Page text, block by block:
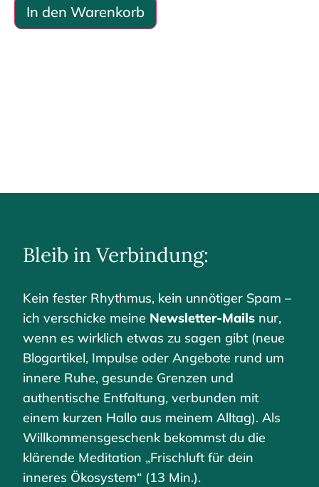
In den Warenkorb
Bleib in Verbindung:
Kein fester Rhythmus, kein unnötiger Spam –
ich verschicke meine Newsletter-Mails nur,
wenn es wirklich etwas zu sagen gibt (neue
Blogartikel, Impulse oder Angebote rund um
innere Ruhe, gesunde Grenzen und
authentische Entfaltung, verbunden mit
einem kurzen Hallo aus meinem Alltag). Als
Willkommensgeschenk bekommst du die
klärende Meditation „Frischluft für dein
inneres Ökosystem“ (13 Min.).